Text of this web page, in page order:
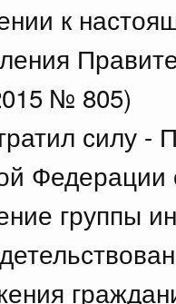
к
№ 805)
силу -
группы